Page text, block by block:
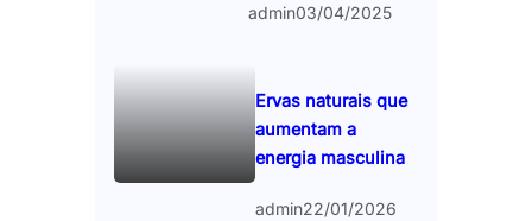
admin03/04/2025
Ervas naturais que
aumentam a
energia masculina
admin22/01/2026